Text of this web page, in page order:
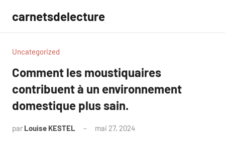
contenu
carnetsdelecture
Uncategorized
Comment les moustiquaires
contribuent à un environnement
domestique plus sain.
par Louise KESTEL mai 27, 2024